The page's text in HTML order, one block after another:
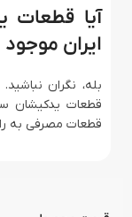
آیا قطعات
ایران
بله، نگران
قطعات مصرفی به